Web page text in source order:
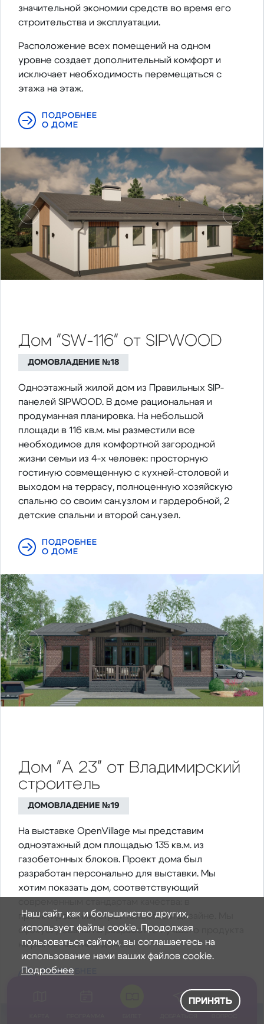
значительной экономии средств во время его
строительства и эксплуатации.
Расположение всех помещений на одном
уровне создает дополнительный комфорт и
исключает необходимость перемещаться с
этажа на этаж.
ПОДРОБНЕЕ
О ДОМЕ
Предыдущий
Дом "SW-116" от SIPWOOD
ДОМОВЛАДЕНИЕ №18
Одноэтажный жилой дом из Правильных SIP-
панелей SIPWOOD. В доме рациональная и
продуманная планировка. На небольшой
площади в 116 кв.м. мы разместили все
необходимое для комфортной загородной
жизни семьи из 4-х человек: просторную
гостиную совмещенную с кухней-столовой и
выходом на террасу, полноценную хозяйскую
спальню со своим сан.узлом и гардеробной, 2
детские спальни и второй сан.узел.
ПОДРОБНЕЕ
О ДОМЕ
Предыдущий
Дом "А 23" от Владимирский
строитель
ДОМОВЛАДЕНИЕ №19
На выставке OpenVillage мы представим
одноэтажный дом площадью 135 кв.м. из
газобетонных блоков. Проект дома был
разработан персонально для выставки. Мы
хотим показать дом, соответствующий
проектировании, строительстве и дизайне. Мы
сфокусированы на разработке лучшего продукта
на рынке частных домов.
ПОДРОБНЕЕ
Наш сайт, как и большинство других,
использует файлы cookie. Продолжая
пользоваться сайтом, вы соглашаетесь на
использование нами ваших файлов cookie.
Подробнее
ПРИНЯТЬ